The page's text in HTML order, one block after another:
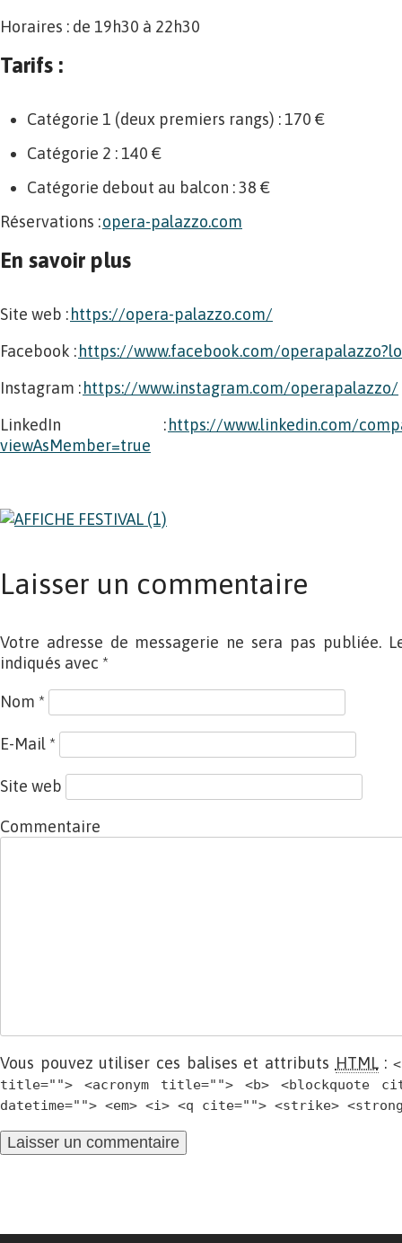
Horaires : de 19h30 à 22h30
Tarifs :
Catégorie 1 (deux premiers rangs) : 170 €
Catégorie 2 : 140 €
Catégorie debout au balcon : 38 €
Réservations :opera-palazzo.com
En savoir plus
Site web : https://opera-palazzo.com/
Facebook : https://www.facebook.com/
Instagram : https://www.instagram.com/operapalazzo/
LinkedIn : https://www.linkedin.com/
viewAsMember=true
Laisser un commentaire
Votre adresse de messagerie ne sera pas publiée.
indiqués avec *
Nom *
E-Mail *
Site web
Commentaire
Vous pouvez utiliser ces balises et attributs HTML:
title=""> <acronym title=""> <b> <blockquote
datetime=""> <em> <i> <q cite=""> <strike>